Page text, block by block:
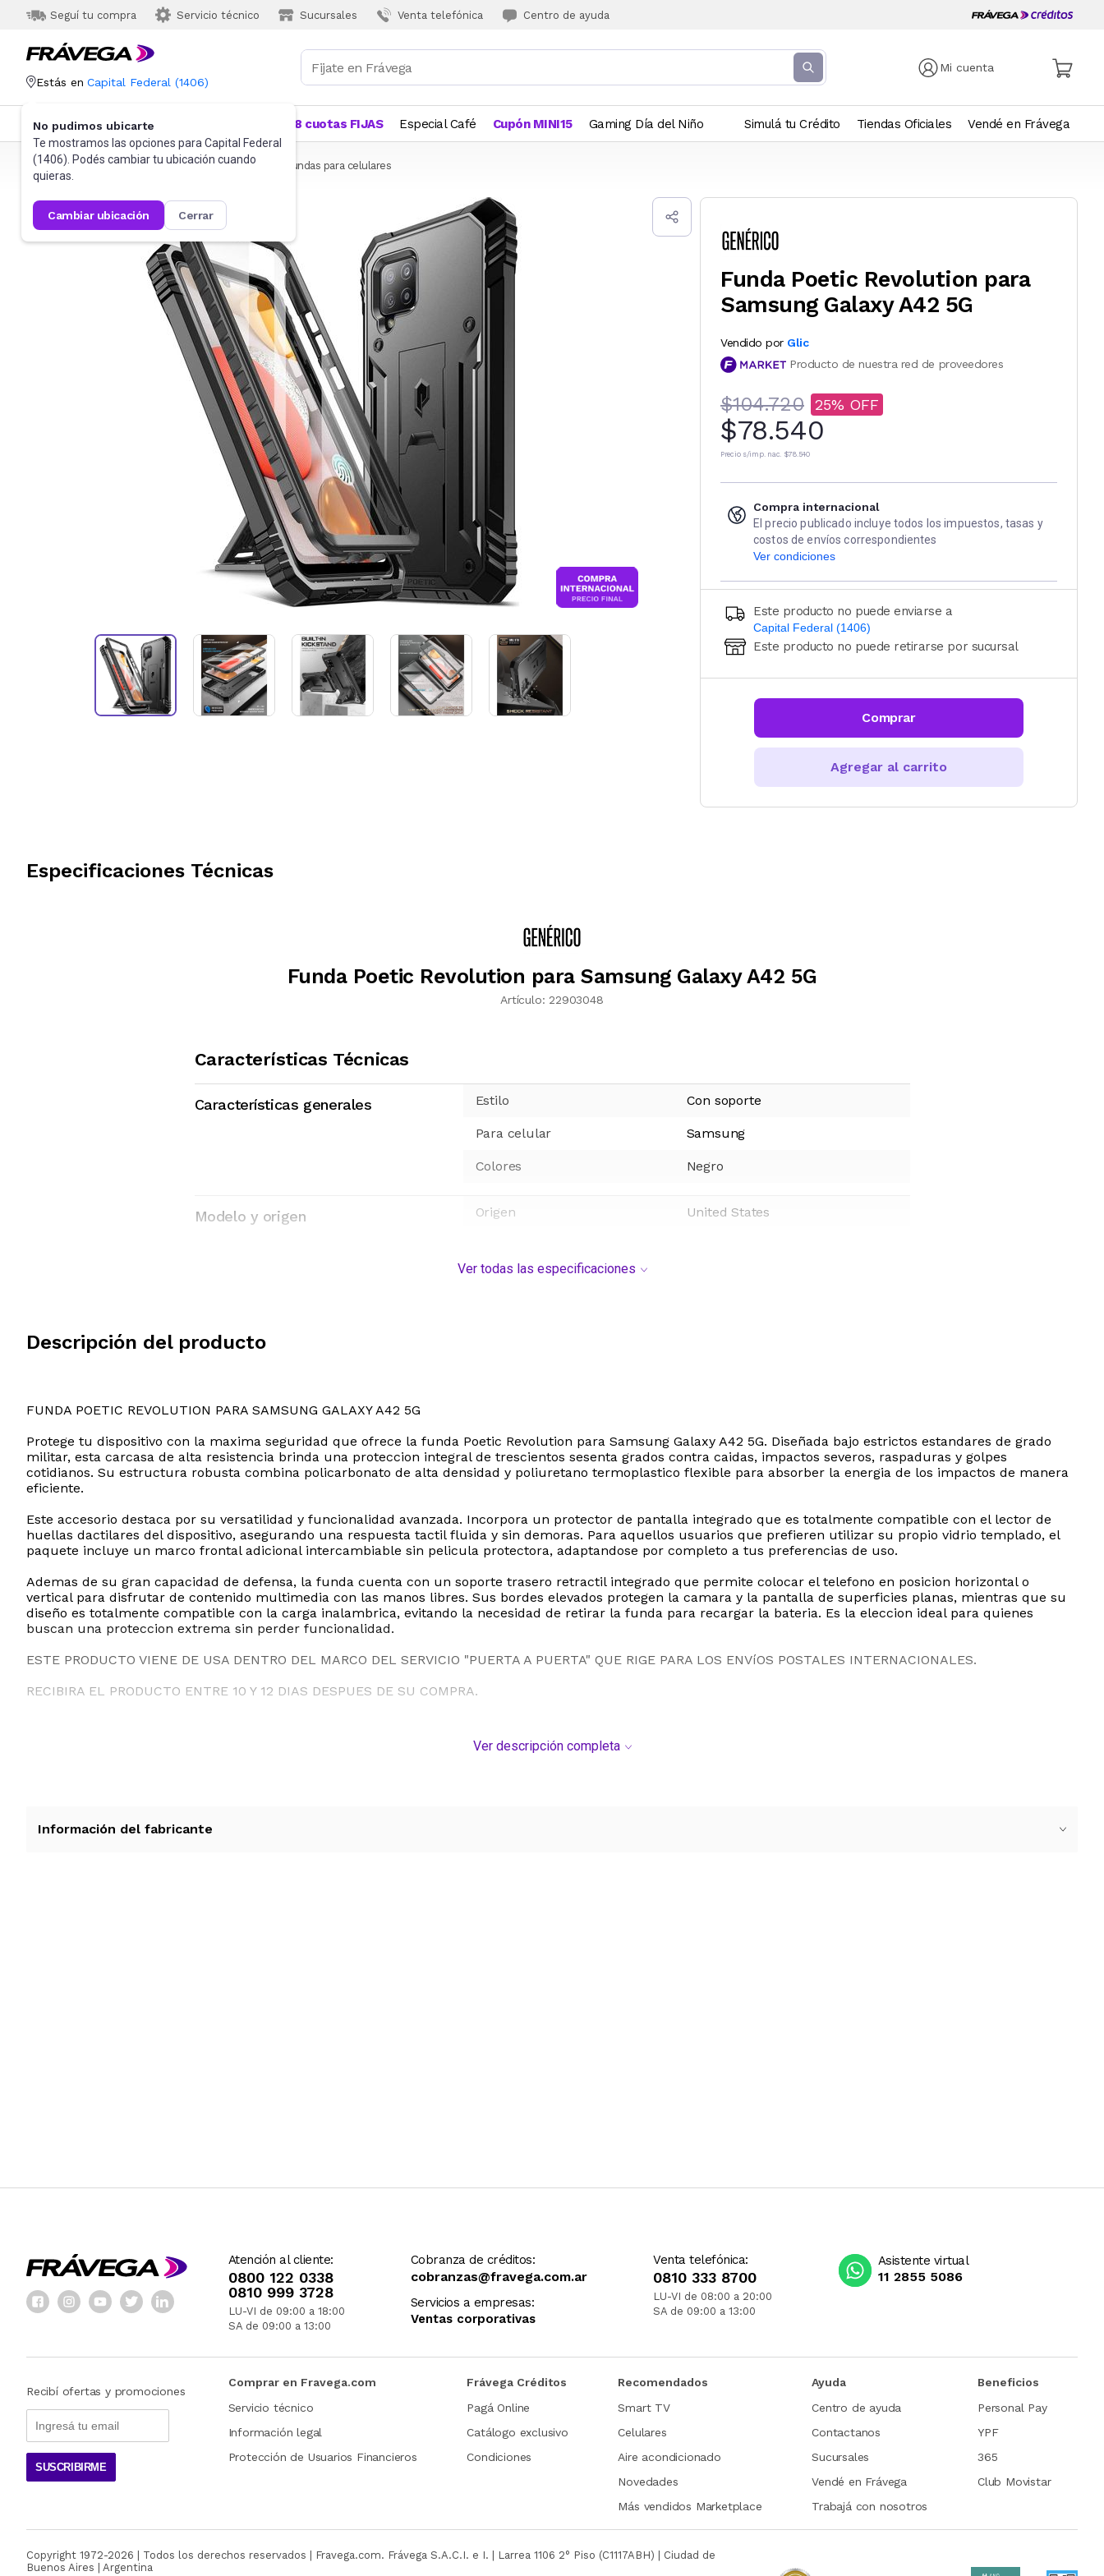
Seguí tu compra Servicio técnico Sucursales Venta telefónica Centro de ayuda
Mi cuenta
Estás en Capital Federal (1406)
No pudimos ubicarte
Te mostramos las opciones para Capital Federal
(1406). Podés cambiar tu ubicación cuando
quieras.
cambiar ubicación cerrar
Categorías Más Vendidos 18 cuotas FIJAS Especial Café Cupón MINI15 Gaming Día del Niño Simulá tu Crédito Tiendas Oficiales Vendé en Frávega
Frávega Celulares Accesorios para Celulares Fundas para celulares
Funda Poetic Revolution para
Samsung Galaxy A42 5G
Vendido por Glic
Producto de nuestra red de proveedores
$104.720 25
$78.540
Precio s/imp. nac. $78.540
Compra internacional
El precio publicado incluye todos los impuestos, tasas y
costos de envíos correspondientes
Ver condiciones
Este producto no puede enviarse a
Capital Federal (1406)
Ingresá código postal (sólo números)
CALCULAR
Este producto no puede retirarse por sucursal
Comprar
Agregar al carrito
Especificaciones Técnicas
Funda Poetic Revolution para Samsung Galaxy A42 5G
Artículo: 22903048
Características Técnicas
Características generales Estilo Con soporte
Para celular Samsung
Colores Negro
Modelo y origen Origen United States
Ver todas las especificaciones
Descripción del producto
FUNDA POETIC REVOLUTION PARA SAMSUNG GALAXY A42 5G
Protege tu dispositivo con la maxima seguridad que ofrece la funda Poetic Revolution para Samsung Galaxy A42 5G. Diseñada bajo estrictos estandares de grado
militar, esta carcasa de alta resistencia brinda una proteccion integral de trescientos sesenta grados contra caidas, impactos severos, raspaduras y golpes
cotidianos. Su estructura robusta combina policarbonato de alta densidad y poliuretano termoplastico flexible para absorber la energia de los impactos de manera
eficiente.
Este accesorio destaca por su versatilidad y funcionalidad avanzada. Incorpora un protector de pantalla integrado que es totalmente compatible con el lector de
huellas dactilares del dispositivo, asegurando una respuesta tactil fluida y sin demoras. Para aquellos usuarios que prefieren utilizar su propio vidrio templado, el
paquete incluye un marco frontal adicional intercambiable sin pelicula protectora, adaptandose por completo a tus preferencias de uso.
Ademas de su gran capacidad de defensa, la funda cuenta con un soporte trasero retractil integrado que permite colocar el telefono en posicion horizontal o
vertical para disfrutar de contenido multimedia con las manos libres. Sus bordes elevados protegen la camara y la pantalla de superficies planas, mientras que su
diseño es totalmente compatible con la carga inalambrica, evitando la necesidad de retirar la funda para recargar la bateria. Es la eleccion ideal para quienes
buscan una proteccion extrema sin perder funcionalidad.
ESTE PRODUCTO VIENE DE USA DENTRO DEL MARCO DEL SERVICIO "PUERTA A PUERTA" QUE RIGE PARA LOS ENVíOS POSTALES INTERNACIONALES.
RECIBIRA EL PRODUCTO ENTRE 10 Y 12 DIAS DESPUES DE SU COMPRA.
Ver descripción completa
Información del fabricante
Atención al cliente:
0800 122 0338
0810 999 3728
LU-VI de 09:00 a 18:00
SA de 09:00 a 13:00
Cobranza de créditos:
cobranzas@fravega.com.ar
Servicios a empresas:
Ventas corporativas
Venta telefónica:
0810 333 8700
LU-VI de 08:00 a 20:00
SA de 09:00 a 13:00
Asistente virtual
11 2855 5086
Recibí ofertas y promociones
SUSCRIBIRME
Comprar en Fravega.com
Servicio técnico
Información legal
Protección de Usuarios Financieros
Frávega Créditos
Pagá Online
Catálogo exclusivo
Condiciones
Recomendados
Smart TV
Celulares
Aire acondicionado
Novedades
Más vendidos Marketplace
Ayuda
Centro de ayuda
Contactanos
Sucursales
Vendé en Frávega
Trabajá con nosotros
Beneficios
Personal Pay
YPF
365
Club Movistar
Copyright 1972-2026 | Todos los derechos reservados | Fravega.com. Frávega S.A.C.I. e I. | Larrea 1106 2° Piso (C1117ABH) | Ciudad de
Buenos Aires | Argentina